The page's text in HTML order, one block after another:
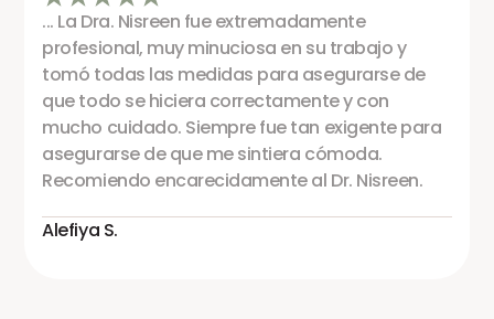
... La Dra. Nisreen fue extremadamente
profesional, muy minuciosa en su trabajo y
tomó todas las medidas para asegurarse de
que todo se hiciera correctamente y con
mucho cuidado. Siempre fue tan exigente para
asegurarse de que me sintiera cómoda.
Recomiendo encarecidamente al Dr. Nisreen.
Alefiya S.